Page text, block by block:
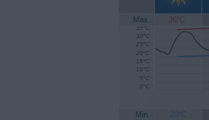
Max. 36°C
0°C
5°C
10°C
15°C
20°C
25°C
30°C
35°C
Min. 20°C